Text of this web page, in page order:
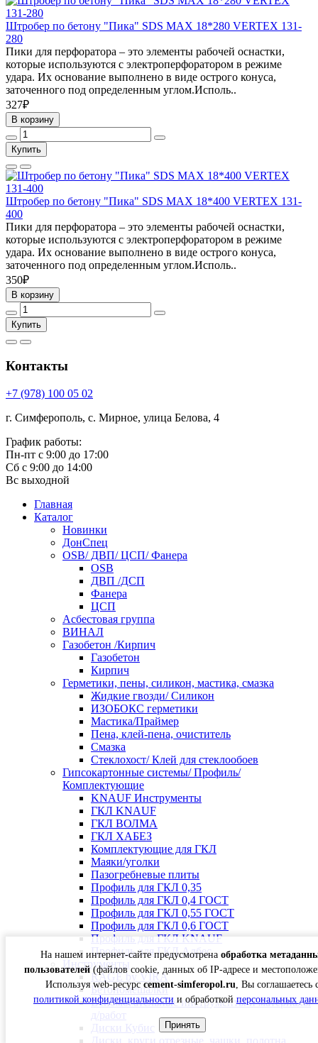
На нашем интернет-сайте предусмотрена обработка
пользователей(файлов cookie, данных об IP-адресе и
Используя web-ресурсcement-simferopol.ru, Вы соглашаетесь
политикой конфиденциальностии обработкойперсональных
Принять
Штробер по бетону "Пика" SDS MAX 18*280 VERTEX 131-
280
Пики для перфоратора – это элементы рабочей оснастки,
которые используются с электроперфоратором в режиме
удара. Их основание выполнено в виде острого конуса,
заточенного под определенным углом.Исполь..
327₽
В корзину
Купить
Штробер по бетону "Пика" SDS MAX 18*400 VERTEX 131-
400
Пики для перфоратора – это элементы рабочей оснастки,
которые используются с электроперфоратором в режиме
удара. Их основание выполнено в виде острого конуса,
заточенного под определенным углом.Исполь..
350₽
В корзину
Купить
Контакты
+7 (978) 100 05 02
г. Симферополь, с. Мирное, улица Белова, 4
График работы:
Пн-пт с 9:00 до 17:00
Сб с 9:00 до 14:00
Вс выходной
Главная
Каталог
Новинки
ДонСпец
OSB/ ДВП/ ЦСП/ Фанера
OSB
ДВП /ДСП
Фанера
ЦСП
Асбестовая группа
ВИНАЛ
Газобетон /Кирпич
Газобетон
Кирпич
Герметики, пены, силикон, мастика, смазка
Жидкие гвозди/ Силикон
ИЗОБОКС герметики
Мастика/Праймер
Пена, клей-пена, очиститель
Смазка
Стеклохост/ Клей для стеклообоев
Гипсокартонные системы/ Профиль/
Комплектующие
KNAUF Инструменты
ГКЛ KNAUF
ГКЛ ВОЛМА
ГКЛ ХАБЕЗ
Комплектующие для ГКЛ
Маяки/уголки
Пазогребневые плиты
Профиль для ГКЛ 0,35
Профиль для ГКЛ 0,4 ГОСТ
Профиль для ГКЛ 0,55 ГОСТ
Профиль для ГКЛ 0,6 ГОСТ
Профиль для ГКЛ KNAUF
Профиль для ГКЛ Албес
Инструменты
RAGE by VIRA
Бетономешалки
Вспомогательные инструменты и материалы
д/работ
Диски Кубис
Диски, круги отрезные, чашки, полотна